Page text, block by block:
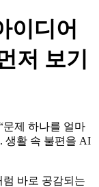
이디어
저 보기
제 하나를 얼마
생활 속 불편을 AI
바로 공감되는